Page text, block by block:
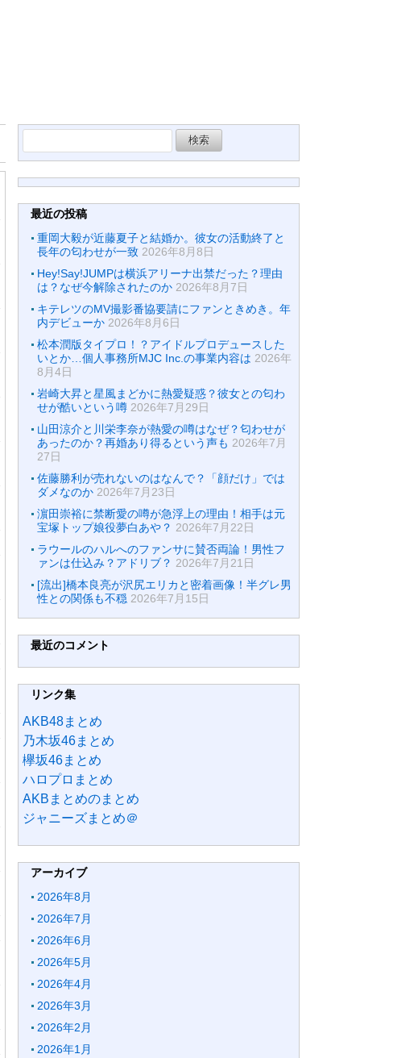
索:
最近の投稿
重岡大毅が近藤夏子と結婚か。彼女の活動終了と
長年の匂わせが一致 2026年8月8日
Hey!Say!JUMPは横浜アリーナ出禁だった？理由
は？なぜ今解除されたのか 2026年8月7日
キテレツのMV撮影番協要請にファンときめき。年
内デビューか 2026年8月6日
松本潤版タイプロ！？アイドルプロデュースした
いとか…個人事務所MJC Inc.の事業内容は 2026年
8月4日
岩崎大昇と星風まどかに熱愛疑惑？彼女との匂わ
せが酷いという噂 2026年7月29日
山田涼介と川栄李奈が熱愛の噂はなぜ？匂わせが
あったのか？再婚あり得るという声も 2026年7月
27日
佐藤勝利が売れないのはなんで？「顔だけ」では
ダメなのか 2026年7月23日
濵田崇裕に禁断愛の噂が急浮上の理由！相手は元
宝塚トップ娘役夢白あや？ 2026年7月22日
ラウールのハルへのファンサに賛否両論！男性フ
ァンは仕込み？アドリブ？ 2026年7月21日
[流出]橋本良亮が沢尻エリカと密着画像！半グレ男
性との関係も不穏 2026年7月15日
最近のコメント
リンク集
AKB48まとめ
乃木坂46まとめ
欅坂46まとめ
ハロプロまとめ
AKBまとめのまとめ
ジャニーズまとめ＠
アーカイブ
2026年8月
2026年7月
2026年6月
2026年5月
2026年4月
2026年3月
2026年2月
2026年1月